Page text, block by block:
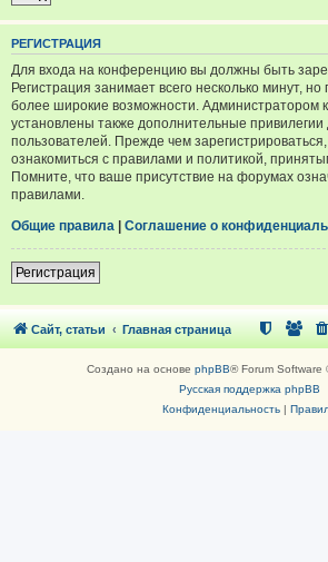
РЕГИСТРАЦИЯ
Для входа на конференцию вы должны быть
Регистрация занимает всего несколько минут,
более широкие возможности. Администратором
установлены также дополнительные
пользователей. Прежде чем
ознакомиться с правилами и политикой,
Помните, что ваше присутствие на форумах
правилами.
Общие правила | Соглашение о
Регистрация
Сайт, статьи Главная страница
Создано на основе phpBB® Forum Software
Русская поддержка phpBB
Конфиденциальность|